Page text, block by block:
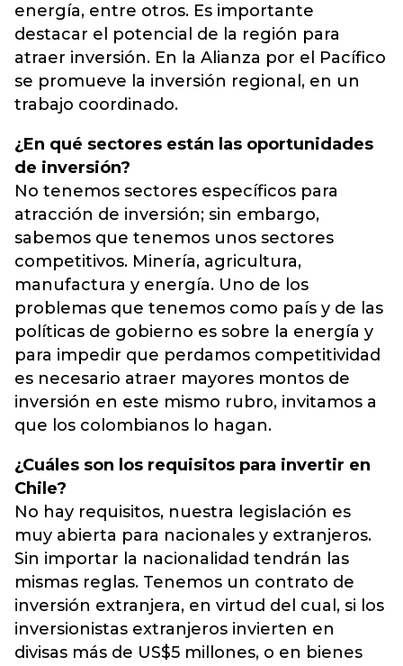
energía, entre otros. Es importante
destacar el potencial de la región para
atraer inversión. En la Alianza por el Pacífico
se promueve la inversión regional, en un
trabajo coordinado.
¿En qué sectores están las oportunidades
de inversión?
No tenemos sectores específicos para
atracción de inversión; sin embargo,
sabemos que tenemos unos sectores
competitivos. Minería, agricultura,
manufactura y energía. Uno de los
problemas que tenemos como país y de las
políticas de gobierno es sobre la energía y
para impedir que perdamos competitividad
es necesario atraer mayores montos de
inversión en este mismo rubro, invitamos a
que los colombianos lo hagan.
¿Cuáles son los requisitos para invertir en
Chile?
No hay requisitos, nuestra legislación es
muy abierta para nacionales y extranjeros.
Sin importar la nacionalidad tendrán las
mismas reglas. Tenemos un contrato de
inversión extranjera, en virtud del cual, si los
inversionistas extranjeros invierten en
divisas más de US$5 millones, o en bienes